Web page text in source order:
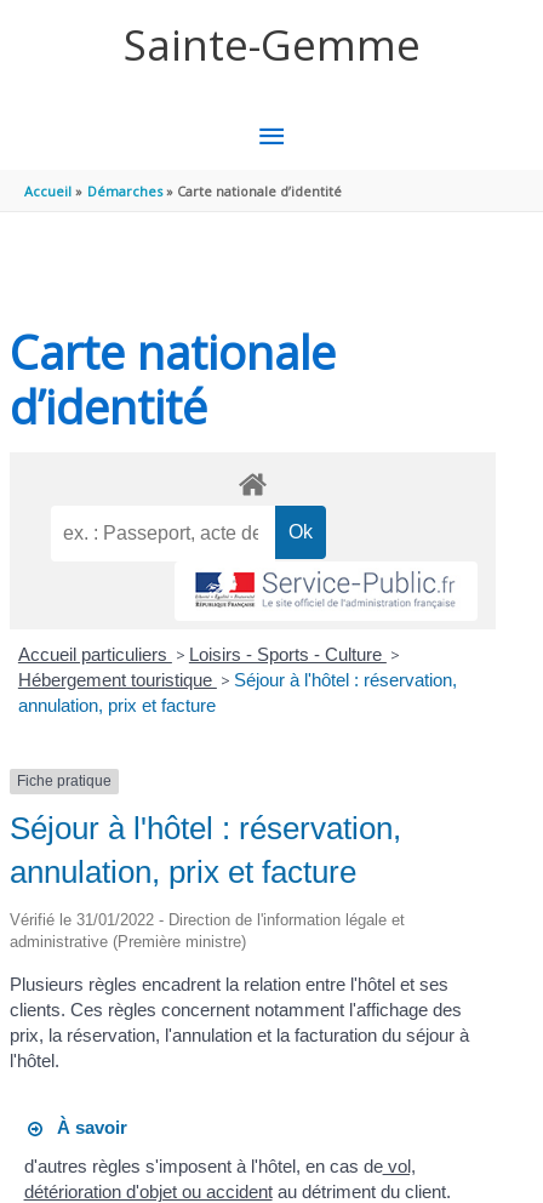
Sainte-Gemme
MENU
PRINCIPAL
Accueil Démarches Carte nationale d’identité
Carte nationale
d’identité
Accueil particuliers > Loisirs - Sports - Culture >
Hébergement touristique > Séjour à l'hôtel : réservation,
annulation, prix et facture
Fiche pratique
Séjour à l'hôtel : réservation,
annulation, prix et facture
Vérifié le 31/01/2022 - Direction de l'information légale et
administrative (Première ministre)
Plusieurs règles encadrent la relation entre l'hôtel et ses
clients. Ces règles concernent notamment l'affichage des
prix, la réservation, l'annulation et la facturation du séjour à
l'hôtel.
À savoir
d'autres règles s'imposent à l'hôtel, en cas devol,
détérioration d'objet ou accidentau détriment du client.